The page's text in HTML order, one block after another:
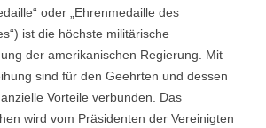
oder „Ehrenmedaille des
ist die höchste militärische
der amerikanischen Regierung. Mit
sind für den Geehrten und dessen
Vorteile verbunden. Das
wird vom Präsidenten der Vereinigten